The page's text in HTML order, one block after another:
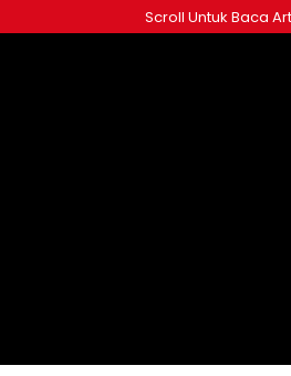
ke
Scroll Untuk Baca